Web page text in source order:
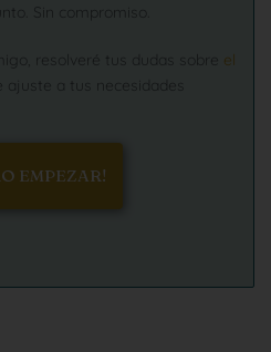
Sin compromiso.
resolveré tus dudas sobre el
ajuste a tus necesidades
EMPEZAR!